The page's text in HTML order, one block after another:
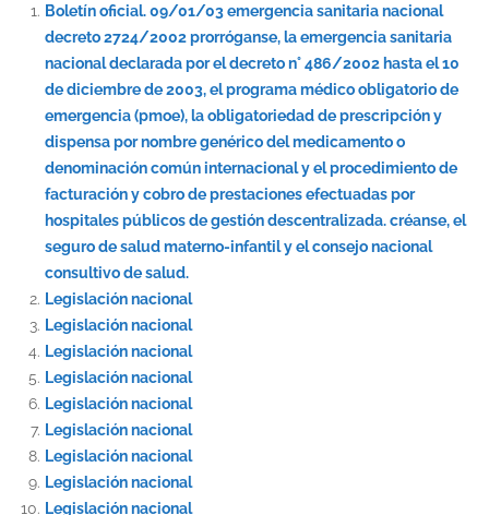
Boletín oficial. 09/01/03 emergencia sanitaria nacional
decreto 2724/2002 prorróganse, la emergencia sanitaria
nacional declarada por el decreto n° 486/2002 hasta el 10
de diciembre de 2003, el programa médico obligatorio de
emergencia (pmoe), la obligatoriedad de prescripción y
dispensa por nombre genérico del medicamento o
denominación común internacional y el procedimiento de
facturación y cobro de prestaciones efectuadas por
hospitales públicos de gestión descentralizada. créanse, el
seguro de salud materno-infantil y el consejo nacional
consultivo de salud.
Legislación nacional
Legislación nacional
Legislación nacional
Legislación nacional
Legislación nacional
Legislación nacional
Legislación nacional
Legislación nacional
Legislación nacional